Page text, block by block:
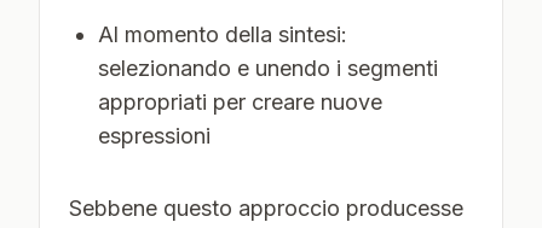
Al momento della sintesi:
selezionando e unendo i segmenti
appropriati per creare nuove
espressioni
Sebbene questo approccio producesse